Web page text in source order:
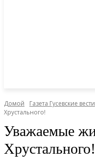
Домой Газета Гусевские вести
Хрустального!
Уважаемые
Хрустального!